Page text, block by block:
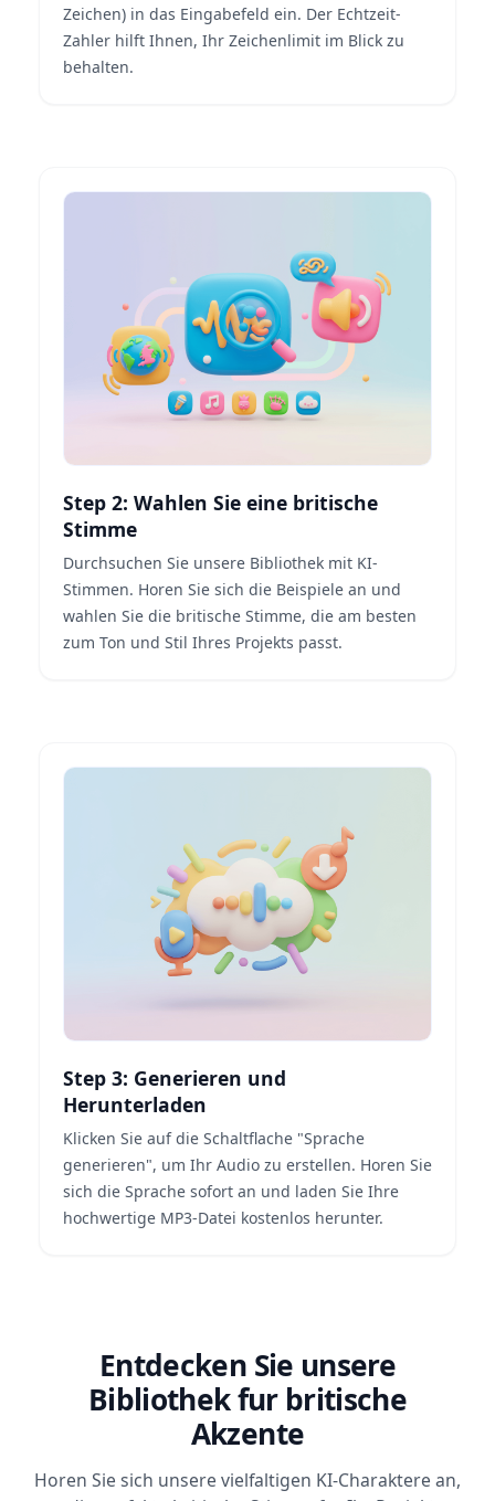
Zeichen) in das Eingabefeld ein. Der Echtzeit-
Zahler hilft Ihnen, Ihr Zeichenlimit im Blick zu
behalten.
Step 2: Wahlen Sie eine britische
Stimme
Durchsuchen Sie unsere Bibliothek mit KI-
Stimmen. Horen Sie sich die Beispiele an und
wahlen Sie die britische Stimme, die am besten
zum Ton und Stil Ihres Projekts passt.
Step 3: Generieren und
Herunterladen
Klicken Sie auf die Schaltflache "Sprache
generieren", um Ihr Audio zu erstellen. Horen Sie
sich die Sprache sofort an und laden Sie Ihre
hochwertige MP3-Datei kostenlos herunter.
Entdecken Sie unsere
Bibliothek fur britische
Akzente
Horen Sie sich unsere vielfaltigen KI-Charaktere an,